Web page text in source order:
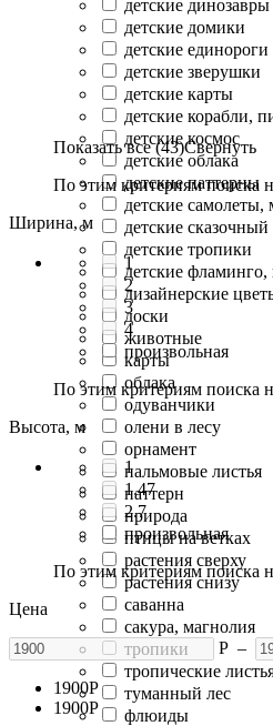
детские динозавры
детские домики
детские единороги
детские зверушки
детские карты
детские корабли,
детские космос
детские облака
детские паттерны
детские
детские сказочный
детские тропики
детские фламинго,
дизайнерские
доски
животные
карты
облака
одуванчики
олени в лесу
орнамент
пальмовые листья
паттерн
природа
птицы на ветках
растения сверху
растения снизу
саванна
сакура, магнолия
тропики
тропические
туманный лес
флюиды
Показать все (43)Свернуть
По этим критериям поиска
Ширина, м
1
2
3
4
произвольная
По этим критериям поиска
Высота, м
1
1.47
2.7
произвольная
По этим критериям поиска
Цена
Р –
1900Р
1900Р